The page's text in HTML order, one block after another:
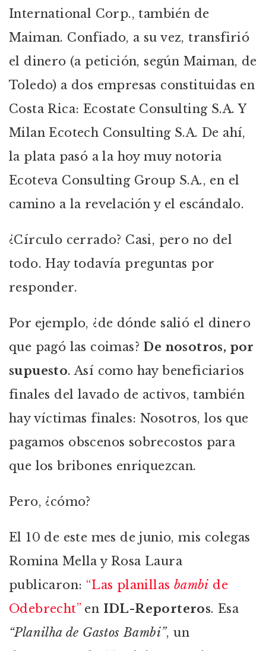
International Corp., también de
Maiman. Confiado, a su vez, transfirió
el dinero (a petición, según Maiman, de
Toledo) a dos empresas constituidas en
Costa Rica: Ecostate Consulting S.A. Y
Milan Ecotech Consulting S.A. De ahí,
la plata pasó a la hoy muy notoria
Ecoteva Consulting Group S.A., en el
camino a la revelación y el escándalo.
¿Círculo cerrado? Casi, pero no del
todo. Hay todavía preguntas por
responder.
Por ejemplo, ¿de dónde salió el dinero
que pagó las coimas? De nosotros, por
supuesto. Así como hay beneficiarios
finales del lavado de activos, también
hay víctimas finales: Nosotros, los que
pagamos obscenos sobrecostos para
que los bribones enriquezcan.
Pero, ¿cómo?
El 10 de este mes de junio, mis colegas
Romina Mella y Rosa Laura
publicaron: “Las planillas bambi de
Odebrecht”en IDL-Reporteros. Esa
“Planilha de Gastos Bambi”, un